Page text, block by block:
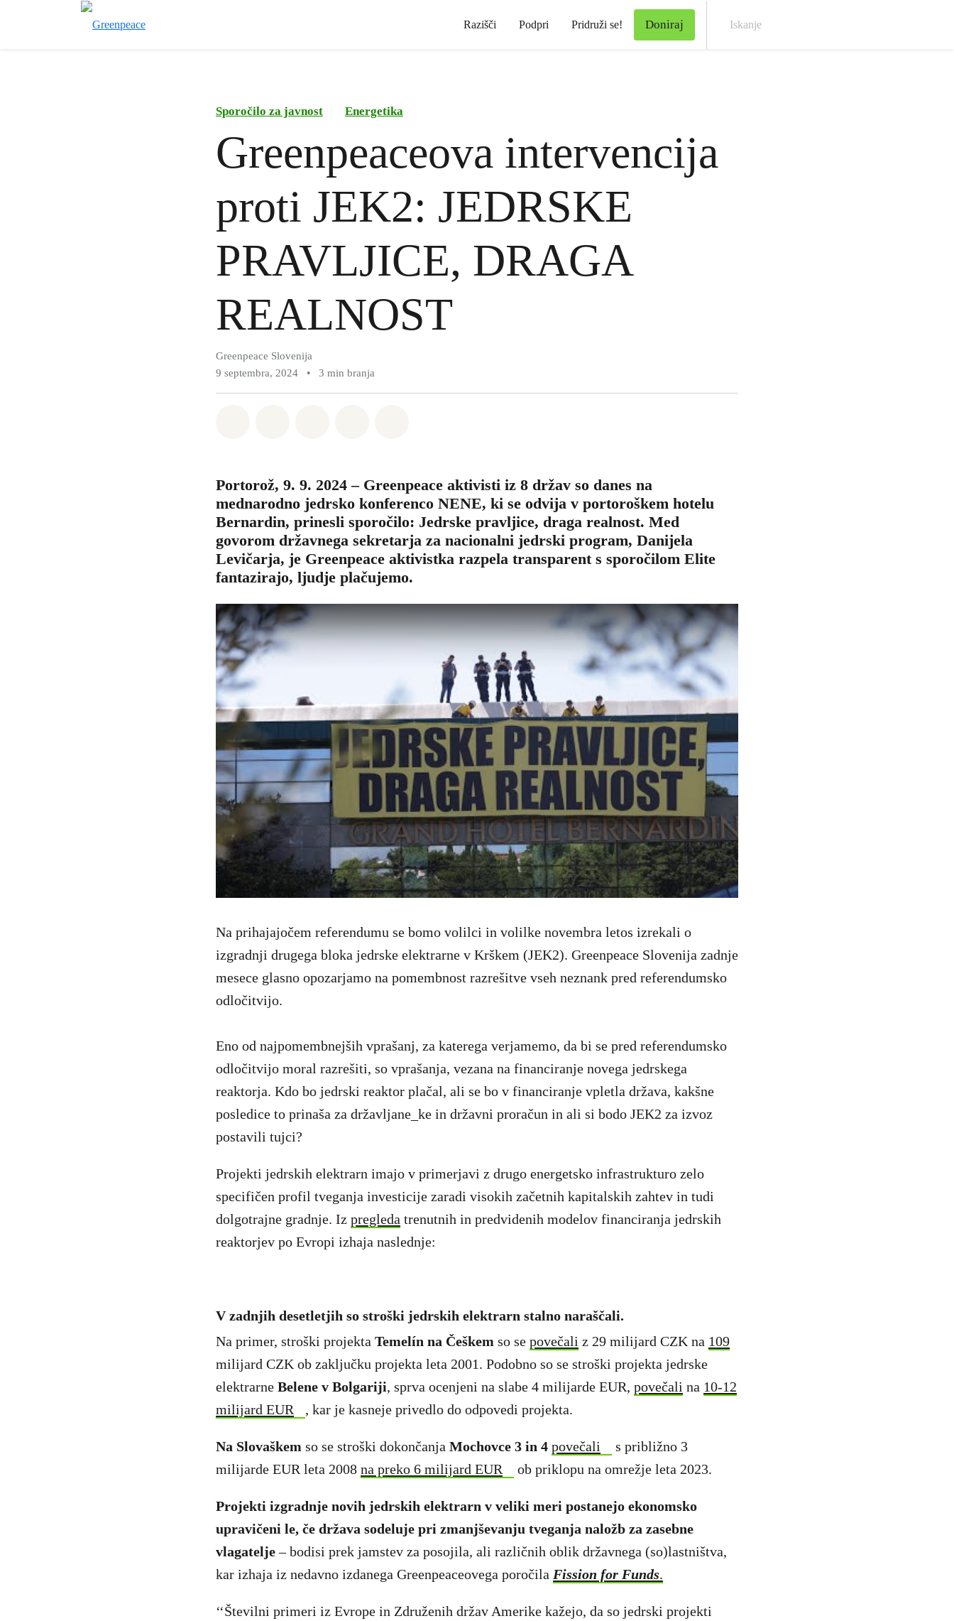
Razišči Podpri Pridruži se! Doniraj
Sporočilo za javnost Energetika
Greenpeaceova intervencija
proti JEK2: JEDRSKE
PRAVLJICE, DRAGA
REALNOST
Greenpeace Slovenija
9 septembra, 2024
• 3 min branja
Portorož, 9. 9. 2024 – Greenpeace aktivisti iz 8 držav so danes na
mednarodno jedrsko konferenco NENE, ki se odvija v portoroškem hotelu
Bernardin, prinesli sporočilo: Jedrske pravljice, draga realnost. Med
govorom državnega sekretarja za nacionalni jedrski program, Danijela
Levičarja, je Greenpeace aktivistka razpela transparent s sporočilom Elite
fantazirajo, ljudje plačujemo.
Na prihajajočem referendumu se bomo volilci in volilke novembra letos izrekali o
izgradnji drugega bloka jedrske elektrarne v Krškem (JEK2). Greenpeace Slovenija zadnje
mesece glasno opozarjamo na pomembnost razrešitve vseh neznank pred referendumsko
odločitvijo.
Eno od najpomembnejših vprašanj, za katerega verjamemo, da bi se pred referendumsko
odločitvijo moral razrešiti, so vprašanja, vezana na financiranje novega jedrskega
reaktorja. Kdo bo jedrski reaktor plačal, ali se bo v financiranje vpletla država, kakšne
posledice to prinaša za državljane_ke in državni proračun in ali si bodo JEK2 za izvoz
postavili tujci?
Projekti jedrskih elektrarn imajo v primerjavi z drugo energetsko infrastrukturo zelo
specifičen profil tveganja investicije zaradi visokih začetnih kapitalskih zahtev in tudi
dolgotrajne gradnje. Iz pregleda trenutnih in predvidenih modelov financiranja jedrskih
reaktorjev po Evropi izhaja naslednje:
V zadnjih desetletjih so stroški jedrskih elektrarn stalno naraščali.
Na primer, stroški projekta Temelín na Češkem so se povečali z 29 milijard CZK na 109
milijard CZK ob zaključku projekta leta 2001. Podobno so se stroški projekta jedrske
elektrarne Belene v Bolgariji, sprva ocenjeni na slabe 4 milijarde EUR, povečali na 10-12
milijard EUR
, kar je kasneje privedlo do odpovedi projekta.
Na Slovaškem so se stroški dokončanja Mochovce 3 in 4 povečali
s približno 3
milijarde EUR leta 2008 na preko 6 milijard EUR ob priklopu na omrežje leta 2023.
Projekti izgradnje novih jedrskih elektrarn v veliki meri postanejo ekonomsko
upravičeni le, če država sodeluje pri zmanjševanju tveganja naložb za zasebne
vlagatelje– bodisi prek jamstev za posojila, ali različnih oblik državnega (so)lastništva,
kar izhaja iz nedavno izdanega Greenpeaceovega poročila Fission for Funds.
‘‘Številni primeri iz Evrope in Združenih držav Amerike kažejo, da so jedrski projekti